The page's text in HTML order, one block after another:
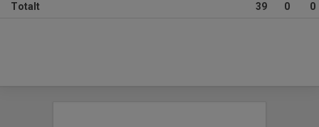
Totalt 39 0 0